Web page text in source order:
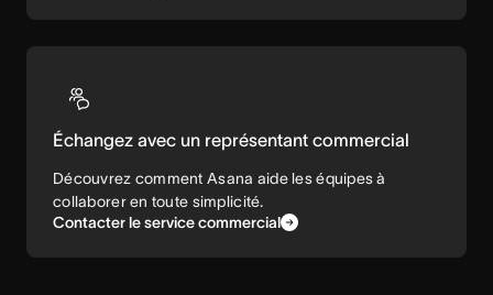
Échangez avec un représentant commercial
Découvrez comment Asana aide les équipes à
collaborer en toute simplicité.
Contacter le service commercial